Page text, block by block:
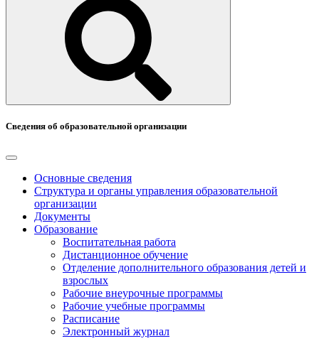
Сведения об образовательной организации
Основные сведения
Структура и органы управления образовательной
организации
Документы
Образование
Воспитательная работа
Дистанционное обучение
Отделение дополнительного образования детей и
взрослых
Рабочие внеурочные программы
Рабочие учебные программы
Расписание
Электронный журнал